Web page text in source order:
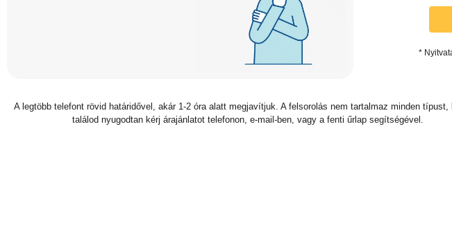
*
A legtöbb telefont rövid határidővel, akár 1-2 óra alatt megjavítjuk. A felsorolás nem tartalmaz minden típust,
találod nyugodtan kérj árajánlatot telefonon, e-mail-ben, vagy a fenti űrlap segítségével.